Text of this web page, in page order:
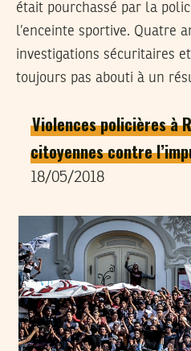
était pourchassé par la
l’enceinte sportive. Quatre
investigations sécuritaires
toujours pas abouti à un
Violences policières à
citoyennes contre
18/05/2018